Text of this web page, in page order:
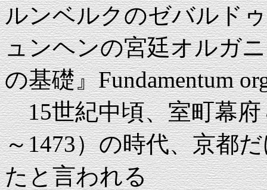
ルンベルクのゼバルド
ュンヘンの宮廷オルガ
の基礎』Fundamentum
15世紀中頃、室町幕府
～1473）の時代、京都
たと言われる